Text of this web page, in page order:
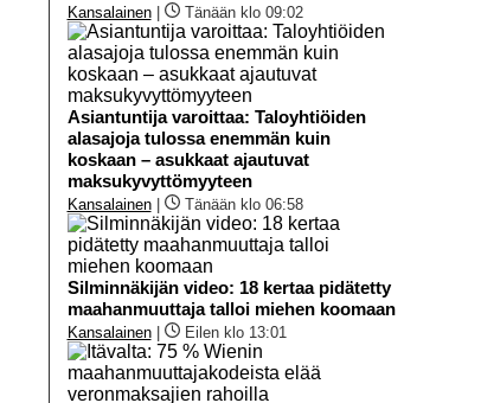
Kansalainen| Tänään klo 09:02
Asiantuntija varoittaa: Taloyhtiöiden
alasajoja tulossa enemmän kuin
koskaan – asukkaat ajautuvat
maksukyvyttömyyteen
Kansalainen| Tänään klo 06:58
Silminnäkijän video: 18 kertaa pidätetty
maahanmuuttaja talloi miehen koomaan
Kansalainen| Eilen klo 13:01